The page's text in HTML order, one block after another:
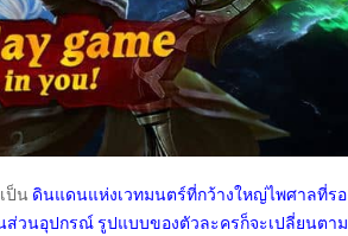
ป็น ดินแดนแห่งเวทมนตร์ที่กว้างใหญ่ไพศาลที่รอ
วนอุปกรณ์ รูปแบบของตัวละครก็จะเปลี่ยนตาม